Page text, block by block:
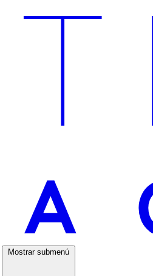
Mostrar submenú